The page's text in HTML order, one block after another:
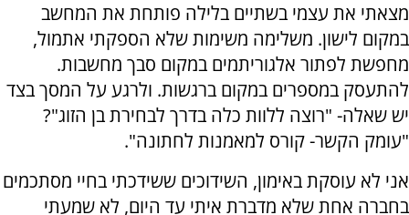
מצאתי את עצמי בשתיים בלילה פותחת את המחשב
במקום לישון. משלימה משימות שלא הספקתי אתמול,
מחפשת לפתור אלגוריתמים במקום סבך מחשבות.
להתעסק במספרים במקום ברגשות. ולרגע על המסך בצד
יש שאלה- "רוצה ללוות כלה בדרך לבחירת בן הזוג"?
"עומק הקשר- קורס למאמנות לחתונה".
אני לא עוסקת באימון, השידוכים ששידכתי בחיי מסתכמים
בחברה אחת שלא מדברת איתי עד היום, לא שמעתי